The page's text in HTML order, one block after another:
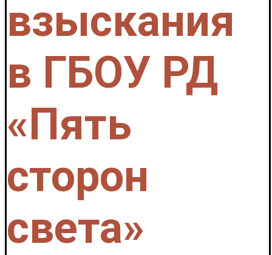
взыскания
в ГБОУ РД
«Пять
сторон
света»